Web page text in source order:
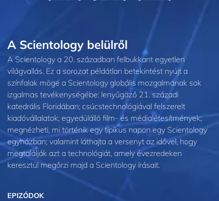
A Scientology belülről
A Scientology a 20. században felbukkant egyetlen
világvallás. Ez a sorozat példátlan betekintést nyújt a
színfalak mögé a Scientology globális mozgalmának sok
izgalmas tevékenységébe: lenyűgöző 21. századi
katedrális Floridában; csúcstechnológiával felszerelt
kiadóvállalatok; egyedülálló film- és médialétesítmények;
megnézheti, mi történik egy tipikus napon egy Scientology
egyházban; valamint láthajta a versenyt az idővel, hogy
megtalálják azt a technológiát, amely évezredeken
keresztül megőrzi majd a Scientology írásait.
EPIZÓDOK